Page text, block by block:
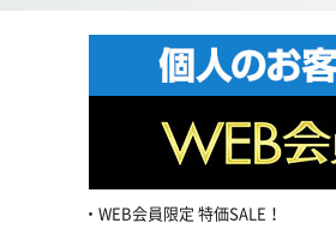
WEB会員限定 特価SALE！